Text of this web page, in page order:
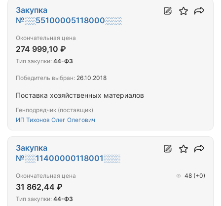
Поставка хозяйственных материалов
Генподрядчик (поставщик)
ИП Тихонов Олег Олегович
Закупка
№░░55100005118000░░░
Окончательная цена
274 999,10 ₽
Тип закупки: 44-ФЗ
Победитель выбран: 26.10.2018
Закупка
№░░11400000118001░░░
Окончательная цена
31 862,44 ₽
48 (+0)
Тип закупки: 44-ФЗ